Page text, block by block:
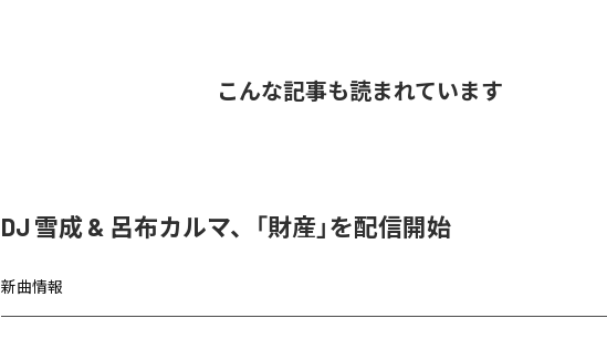
こんな記事も読まれています
DJ 雪成 & 呂布カルマ、「財産」を配信開始
新曲情報